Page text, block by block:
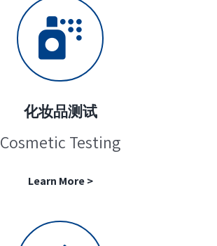
化妆品测试
Cosmetic Testing
Learn More >